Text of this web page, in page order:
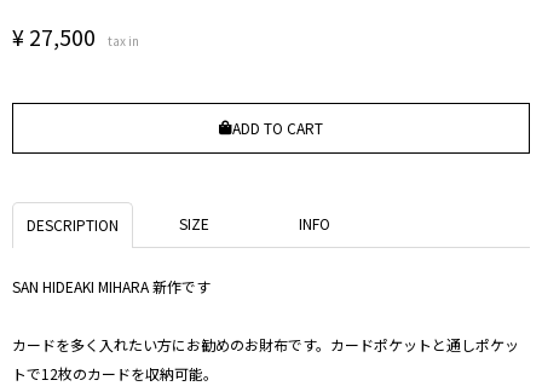
¥27,500 tax in
ADD TO CART
DESCRIPTION SIZE INFO
SAN HIDEAKI MIHARA 新作です
カードを多く入れたい方にお勧めのお財布です。カードポケットと通しポケッ
トで12枚のカードを収納可能。